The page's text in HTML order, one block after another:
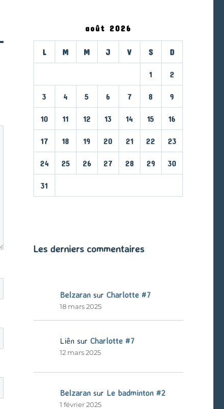
août 2026
L M M J V S D
1 2
3 4 5 6 7 8 9
10 11 12 13 14 15 16
17 18 19 20 21 22 23
24 25 26 27 28 29 30
31
Les derniers commentaires
Belzaransur Charlotte #7
18 mars 2025
Liên sur Charlotte #7
12 mars 2025
Belzaransur Le badminton #2
1 février 2025